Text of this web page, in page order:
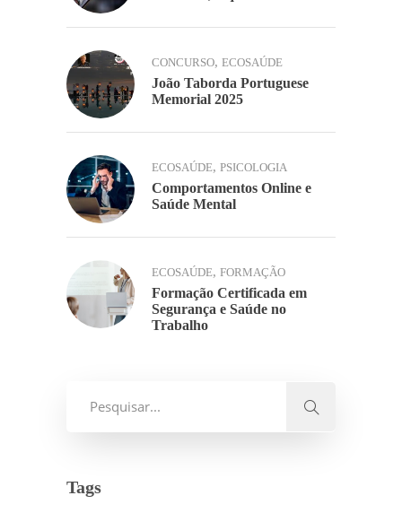
CONCURSO, ECOSAÚDE
João Taborda Portuguese
Memorial 2025
ECOSAÚDE, PSICOLOGIA
Comportamentos Online e
Saúde Mental
ECOSAÚDE, FORMAÇÃO
Formação Certificada em
Segurança e Saúde no
Trabalho
Tags